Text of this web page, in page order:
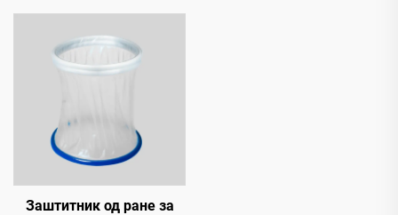
Заштитник од ране за